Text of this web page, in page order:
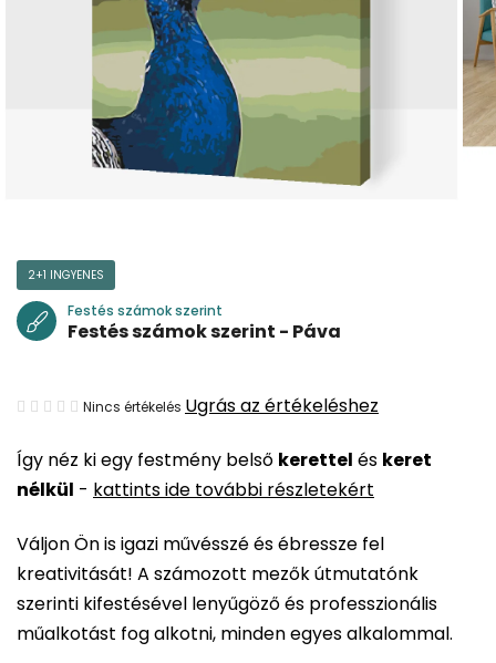
Így néz ki egy festmény belső kerettel és keret
nélkül - kattints ide további részletekért
Váljon Ön is igazi művésszé és ébressze fel
kreativitását! A számozott mezők útmutatónk
szerinti kifestésével lenyűgöző és professzionális
műalkotást fog alkotni, minden egyes alkalommal.
2+1 INGYENES
Festés számok szerint
Festés számok szerint - Páva
A
átlagos
értékelése
ből
0,0
csillag.
Nincs értékelés Ugrás az értékeléshez